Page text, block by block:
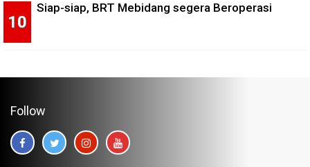
Siap-siap, BRT Mebidang segera Beroperasi
Follow